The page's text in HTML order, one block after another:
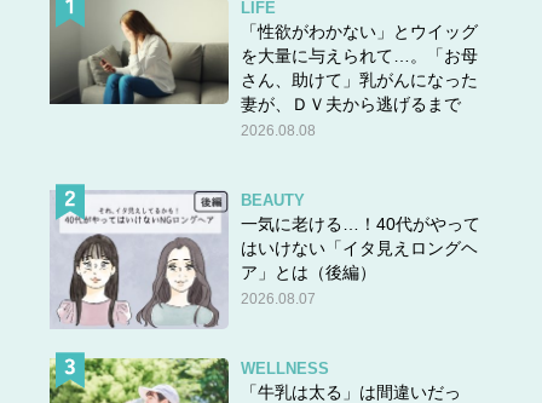
LIFE
「性欲がわかない」とウイッグ
を大量に与えられて…。「お母
さん、助けて」乳がんになった
妻が、ＤＶ夫から逃げるまで
2026.08.08
BEAUTY
一気に老ける…！40代がやって
はいけない「イタ見えロングヘ
ア」とは（後編）
2026.08.07
WELLNESS
「牛乳は太る」は間違いだっ